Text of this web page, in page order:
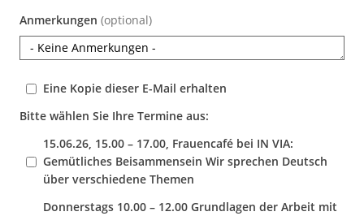
Anmerkungen (optional)
Eine Kopie dieser E-Mail erhalten
Bitte wählen Sie Ihre Termine aus:
15.06.26, 15.00 – 17.00, Frauencafé bei IN VIA:
Gemütliches Beisammensein Wir sprechen Deutsch
über verschiedene Themen
Donnerstags 10.00 – 12.00 Grundlagen der Arbeit mit